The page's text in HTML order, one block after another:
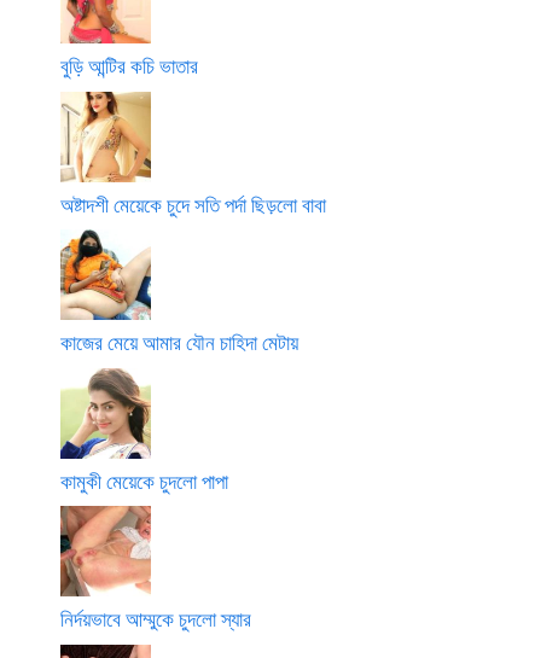
বুড়ি আন্টির কচি ভাতার
অষ্টাদশী মেয়েকে চুদে সতি পর্দা ছিড়লো বাবা
কাজের মেয়ে আমার যৌন চাহিদা মেটায়
কামুকী মেয়েকে চুদলো পাপা
নির্দয়ভাবে আম্মুকে চুদলো স্যার